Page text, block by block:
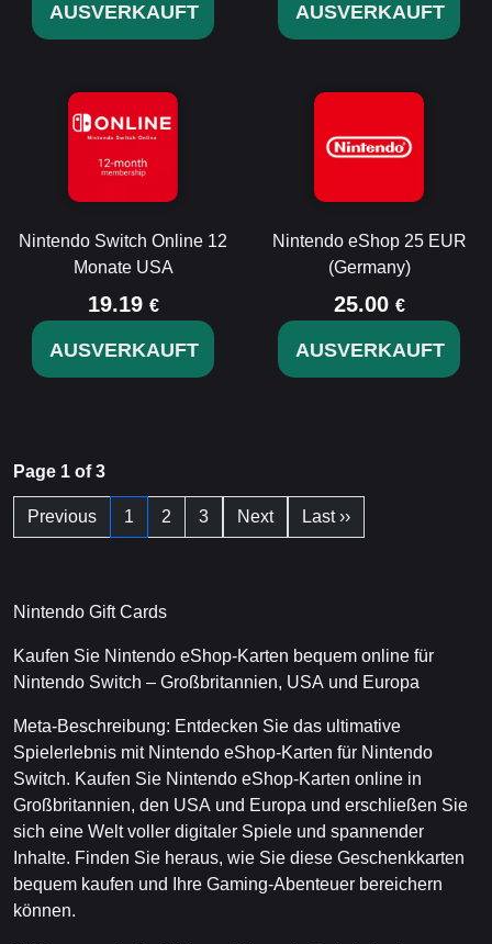
AUSVERKAUFT AUSVERKAUFT
Nintendo Switch Online 12
Monate USA
19.19 €
AUSVERKAUFT
Nintendo eShop 25 EUR
(Germany)
25.00 €
AUSVERKAUFT
Page 1 of 3
Previous 1 2 3 Next Last ››
Nintendo Gift Cards
Kaufen Sie Nintendo eShop-Karten bequem online für
Nintendo Switch – Großbritannien, USA und Europa
Meta-Beschreibung: Entdecken Sie das ultimative
Spielerlebnis mit Nintendo eShop-Karten für Nintendo
Switch. Kaufen Sie Nintendo eShop-Karten online in
Großbritannien, den USA und Europa und erschließen Sie
sich eine Welt voller digitaler Spiele und spannender
Inhalte. Finden Sie heraus, wie Sie diese Geschenkkarten
bequem kaufen und Ihre Gaming-Abenteuer bereichern
können.